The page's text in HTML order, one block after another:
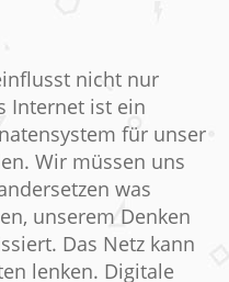
nicht nur
Internet ist ein
für unser
Wir müssen uns
was
unserem Denken
Das Netz kann
lenken. Digitale